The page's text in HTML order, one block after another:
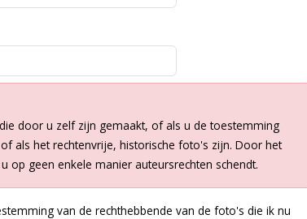
door u zelf zijn gemaakt, of als u de toestemming
als het rechtenvrije, historische foto's zijn. Door het
op geen enkele manier auteursrechten schendt.
van de rechthebbende van de foto's die ik nu